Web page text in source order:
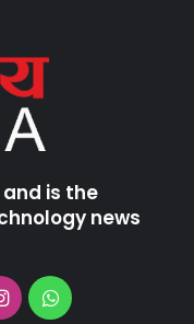
is the
news
InstagramWhatsApp